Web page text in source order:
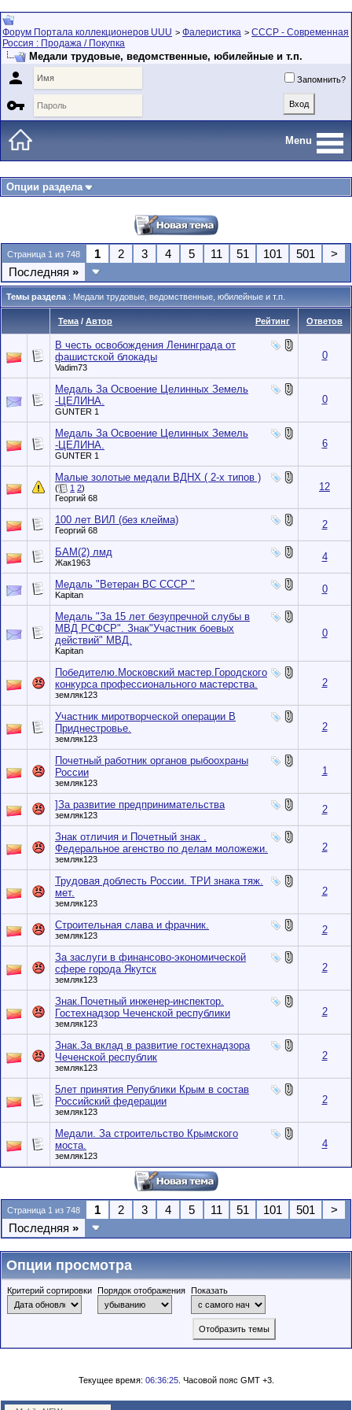
Форум Портала коллекционеров UUU > Фалеристика > СССР - Современная
Россия : Продажа / Покупка
Медали трудовые, ведомственные, юбилейные и т.п.
 Запомнить?

Menu
Опции раздела
Страница 1 из 748 1 2 3 4 5 11 51 101 501
>
Последняя »
Темы раздела : Медали трудовые, ведомственные, юбилейные и т.п.
Рейтинг
Тема / Автор Ответов
В честь освобождения Ленинграда от
фашистской блокады
Vadim73
0
Медаль За Освоение Целинных Земель
-ЦЕЛИНА.
GUNTER 1
0
Медаль За Освоение Целинных Земель
-ЦЕЛИНА.
GUNTER 1
6
Малые золотые медали ВДНХ ( 2-х типов )
( 1 2)
Георгий 68
12
100 лет ВИЛ (без клейма)
Георгий 68 2
БАМ(2) лмд
Жак1963 4
Медаль "Ветеран ВС СССР "
Kapitan 0
Медаль "За 15 лет безупречной слубы в
МВД РСФСР". Знак"Участник боевых
действий" МВД.
Kapitan
0
Победителю.Московский мастер.Городского
конкурса профессионального мастерства.
земляк123
2
Участник миротворческой операции В
Приднестровье.
земляк123
2
Почетный работник органов рыбоохраны
России
земляк123
1
]За развитие предпринимательства
земляк123 2
Знак отличия и Почетный знак .
Федеральное агенство по делам моложежи.
земляк123
2
Трудовая доблесть России. ТРИ знака тяж.
мет.
земляк123
2
Строительная слава и фрачник.
земляк123 2
За заслуги в финансово-экономической
сфере города Якутск
земляк123
2
Знак.Почетный инженер-инспектор.
Гостехнадзор Чеченской республики
земляк123
2
Знак.За вклад в развитие гостехнадзора
Чеченской республик
земляк123
2
5лет принятия Републики Крым в состав
Российский федерации
земляк123
2
Медали. За строительство Крымского
моста.
земляк123
4
Страница 1 из 748 1 2 3 4 5 11 51 101 501
>
Последняя »
Опции просмотра
Критерий сортировки Порядок отображения Показать
Текущее время: 06:36:25. Часовой пояс GMT +3.